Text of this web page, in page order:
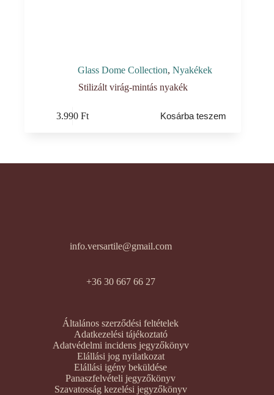
Glass Dome Collection,Nyakékek
Stilizált virág-mintás nyakék
3.990Ft Kosárba teszem
info.versartile@gmail.com
+36 30 667 66 27
Általános szerződési feltételek
Adatkezelési tájékoztató
Adatvédelmi incidens jegyzőkönyv
Elállási jog nyilatkozat
Elállási igény beküldése
Panaszfelvételi jegyzőkönyv
Szavatosság kezelési jegyzőkönyv